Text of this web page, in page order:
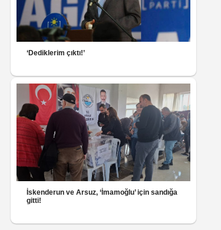
‘Dediklerim çıktı!’
İskenderun ve Arsuz, ‘İmamoğlu’ için sandığa
gitti!